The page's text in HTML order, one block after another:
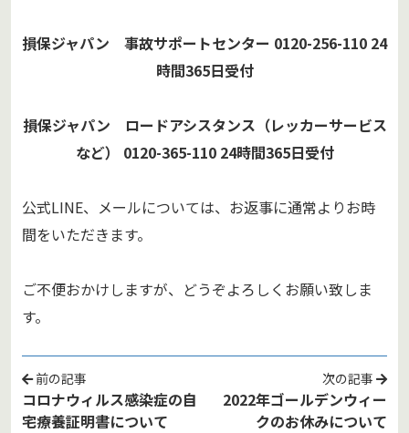
損保ジャパン 事故サポートセンター 0120-256-110 24
時間365日受付
損保ジャパン ロードアシスタンス（レッカーサービス
など）
0120-365-110 24時間365日受付
公式LINE、メールについては、お返事に通常よりお時
間をいただきます。
ご不便おかけしますが、どうぞよろしくお願い致しま
す。
前の記事
コロナウィルス感染症の自
宅療養証明書について
次の記事
2022年ゴールデンウィー
クのお休みについて